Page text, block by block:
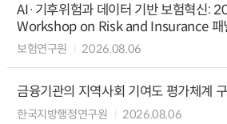
AI·기후위험과 데이터 기반 보험혁신:
Workshop on Risk and Insurance 패
보험연구원 2026.08.06
금융기관의 지역사회 기여도 평가체계
한국지방행정연구원 2026.08.06